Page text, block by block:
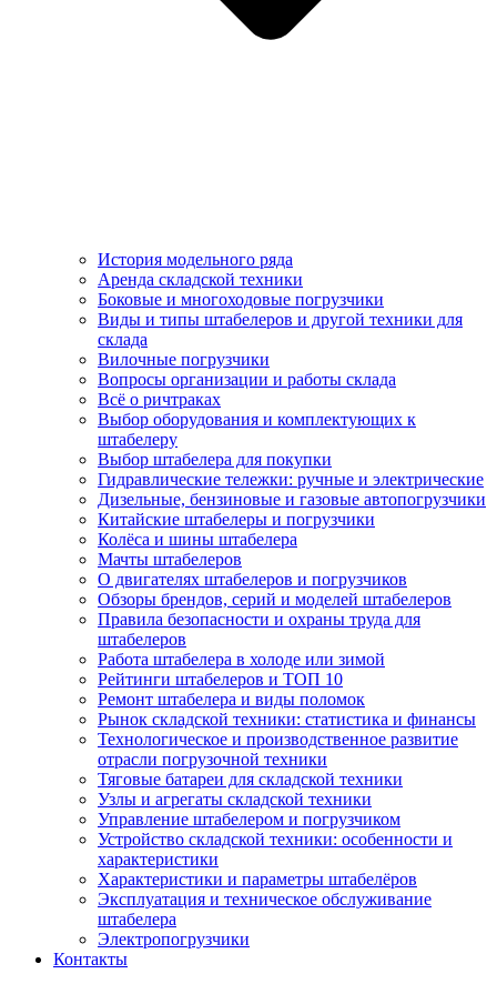
История модельного ряда
Аренда складской техники
Боковые и многоходовые погрузчики
Виды и типы штабелеров и другой техники для
склада
Вилочные погрузчики
Вопросы организации и работы склада
Всё о ричтраках
Выбор оборудования и комплектующих к
штабелеру
Выбор штабелера для покупки
Гидравлические тележки: ручные и электрические
Дизельные, бензиновые и газовые автопогрузчики
Китайские штабелеры и погрузчики
Колёса и шины штабелера
Мачты штабелеров
О двигателях штабелеров и погрузчиков
Обзоры брендов, серий и моделей штабелеров
Правила безопасности и охраны труда для
штабелеров
Работа штабелера в холоде или зимой
Рейтинги штабелеров и ТОП 10
Ремонт штабелера и виды поломок
Рынок складской техники: статистика и финансы
Технологическое и производственное развитие
отрасли погрузочной техники
Тяговые батареи для складской техники
Узлы и агрегаты складской техники
Управление штабелером и погрузчиком
Устройство складской техники: особенности и
характеристики
Характеристики и параметры штабелёров
Эксплуатация и техническое обслуживание
штабелера
Электропогрузчики
Контакты